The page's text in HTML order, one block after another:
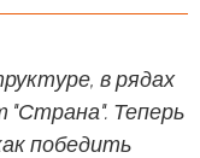
в рядах
Теперь
победить